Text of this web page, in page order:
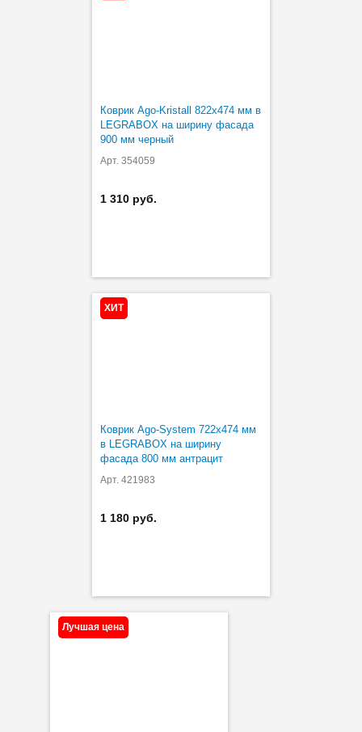
Коврик Ago-Kristall 822х474 мм в
LEGRABOX на ширину фасада
900 мм черный
Арт. 354059
1 310 руб.
ХИТ
Коврик Ago-System 722х474 мм
в LEGRABOX на ширину
фасада 800 мм антрацит
Арт. 421983
1 180 руб.
Лучшая цена